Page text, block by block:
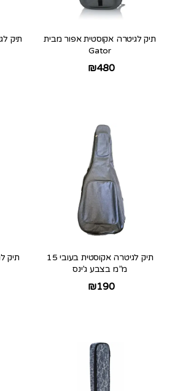
תיק לגיטרה אקוסטית אפור מבית
Gator
₪480
תיק לגיטרה אקוסטית בעובי 15
מ”מ בצבע ג’ינס
₪190